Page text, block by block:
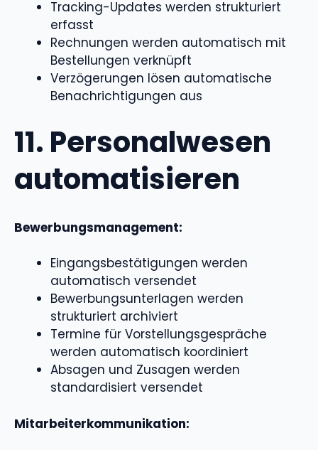
Tracking-Updates werden strukturiert
erfasst
Rechnungen werden automatisch mit
Bestellungen verknüpft
Verzögerungen lösen automatische
Benachrichtigungen aus
11. Personalwesen
automatisieren
Bewerbungsmanagement:
Eingangsbestätigungen werden
automatisch versendet
Bewerbungsunterlagen werden
strukturiert archiviert
Termine für Vorstellungsgespräche
werden automatisch koordiniert
Absagen und Zusagen werden
standardisiert versendet
Mitarbeiterkommunikation: